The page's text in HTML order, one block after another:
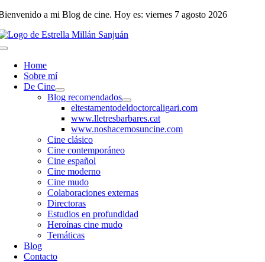
Saltar
contenido
a mi Blog de cine. Hoy es: viernes 7 agosto 2026
Toggle
NavigationHome
Sobre mí
De Cine
Blog recomendados
eltestamentodeldoctorcaligari.com
www.lletresbarbares.cat
www.noshacemosuncine.com
Cine clásico
Cine contemporáneo
Cine español
Cine moderno
Cine mudo
Colaboraciones externas
Directoras
Estudios en profundidad
Heroínas cine mudo
Temáticas
Blog
Contacto